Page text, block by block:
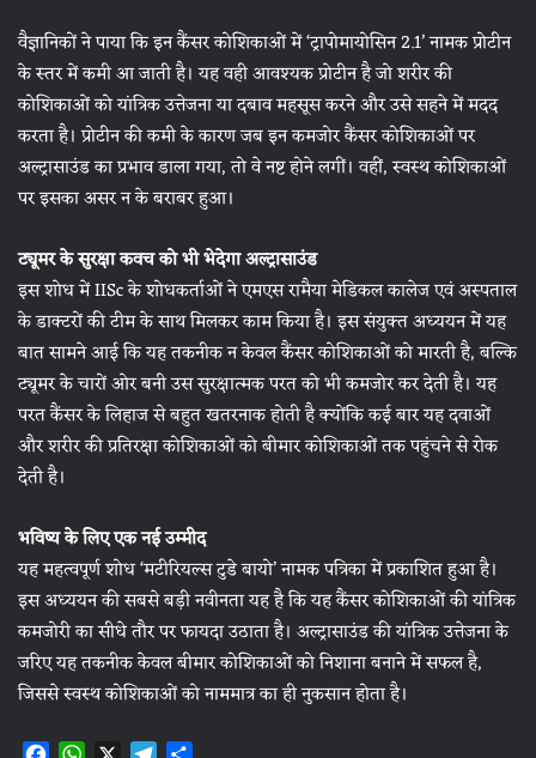
वैज्ञानिकों ने पाया कि इन कैंसर कोशिकाओं में ‘ट्रापोमायोसिन 2.1’ नामक प्रोटीन
के स्तर में कमी आ जाती है। यह वही आवश्यक प्रोटीन है जो शरीर की
कोशिकाओं को यांत्रिक उत्तेजना या दबाव महसूस करने और उसे सहने में मदद
करता है। प्रोटीन की कमी के कारण जब इन कमजोर कैंसर कोशिकाओं पर
अल्ट्रासाउंड का प्रभाव डाला गया, तो वे नष्ट होने लगीं। वहीं, स्वस्थ कोशिकाओं
पर इसका असर न के बराबर हुआ।
ट्यूमर के सुरक्षा कवच को भी भेदेगा अल्ट्रासाउंड
इस शोध में IISc के शोधकर्ताओं ने एमएस रामैया मेडिकल कालेज एवं अस्पताल
के डाक्टरों की टीम के साथ मिलकर काम किया है। इस संयुक्त अध्ययन में यह
बात सामने आई कि यह तकनीक न केवल कैंसर कोशिकाओं को मारती है, बल्कि
ट्यूमर के चारों ओर बनी उस सुरक्षात्मक परत को भी कमजोर कर देती है। यह
परत कैंसर के लिहाज से बहुत खतरनाक होती है क्योंकि कई बार यह दवाओं
और शरीर की प्रतिरक्षा कोशिकाओं को बीमार कोशिकाओं तक पहुंचने से रोक
देती है।
भविष्य के लिए एक नई उम्मीद
यह महत्वपूर्ण शोध ‘मटीरियल्स टुडे बायो’ नामक पत्रिका में प्रकाशित हुआ है।
इस अध्ययन की सबसे बड़ी नवीनता यह है कि यह कैंसर कोशिकाओं की यांत्रिक
कमजोरी का सीधे तौर पर फायदा उठाता है। अल्ट्रासाउंड की यांत्रिक उत्तेजना के
जरिए यह तकनीक केवल बीमार कोशिकाओं को निशाना बनाने में सफल है,
जिससे स्वस्थ कोशिकाओं को नाममात्र का ही नुकसान होता है।